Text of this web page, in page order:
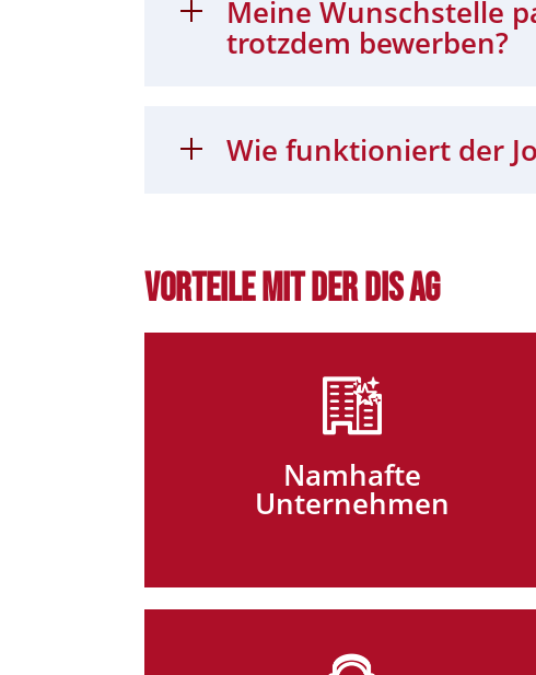
Meine Wunschstelle
trotzdem bewerben?
Wie funktioniert der
Vorteile mit der DIS AG
Namhafte
Unternehmen